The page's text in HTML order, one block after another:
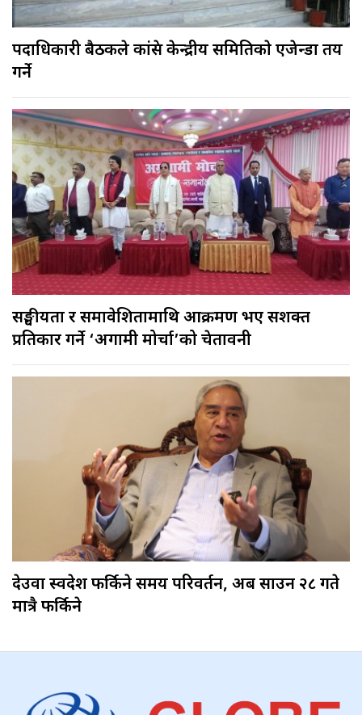
पदाधिकारी बैठकले कांग्रेस केन्द्रीय समितिकाे एजेन्डा तय
गर्ने
सङ्घीयता र समावेशितामाथि आक्रमण भए सशक्त
प्रतिकार गर्ने ‘अग्रगामी मोर्चा’को चेतावनी
देउवा स्वदेश फर्किने समय परिवर्तन, अब साउन २८ गते
मात्रै फर्किने